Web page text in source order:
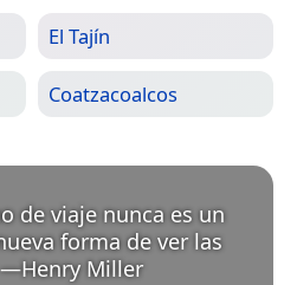
El Tajín
Coatzacoalcos
de viaje nunca es un
forma de ver las
—Henry Miller